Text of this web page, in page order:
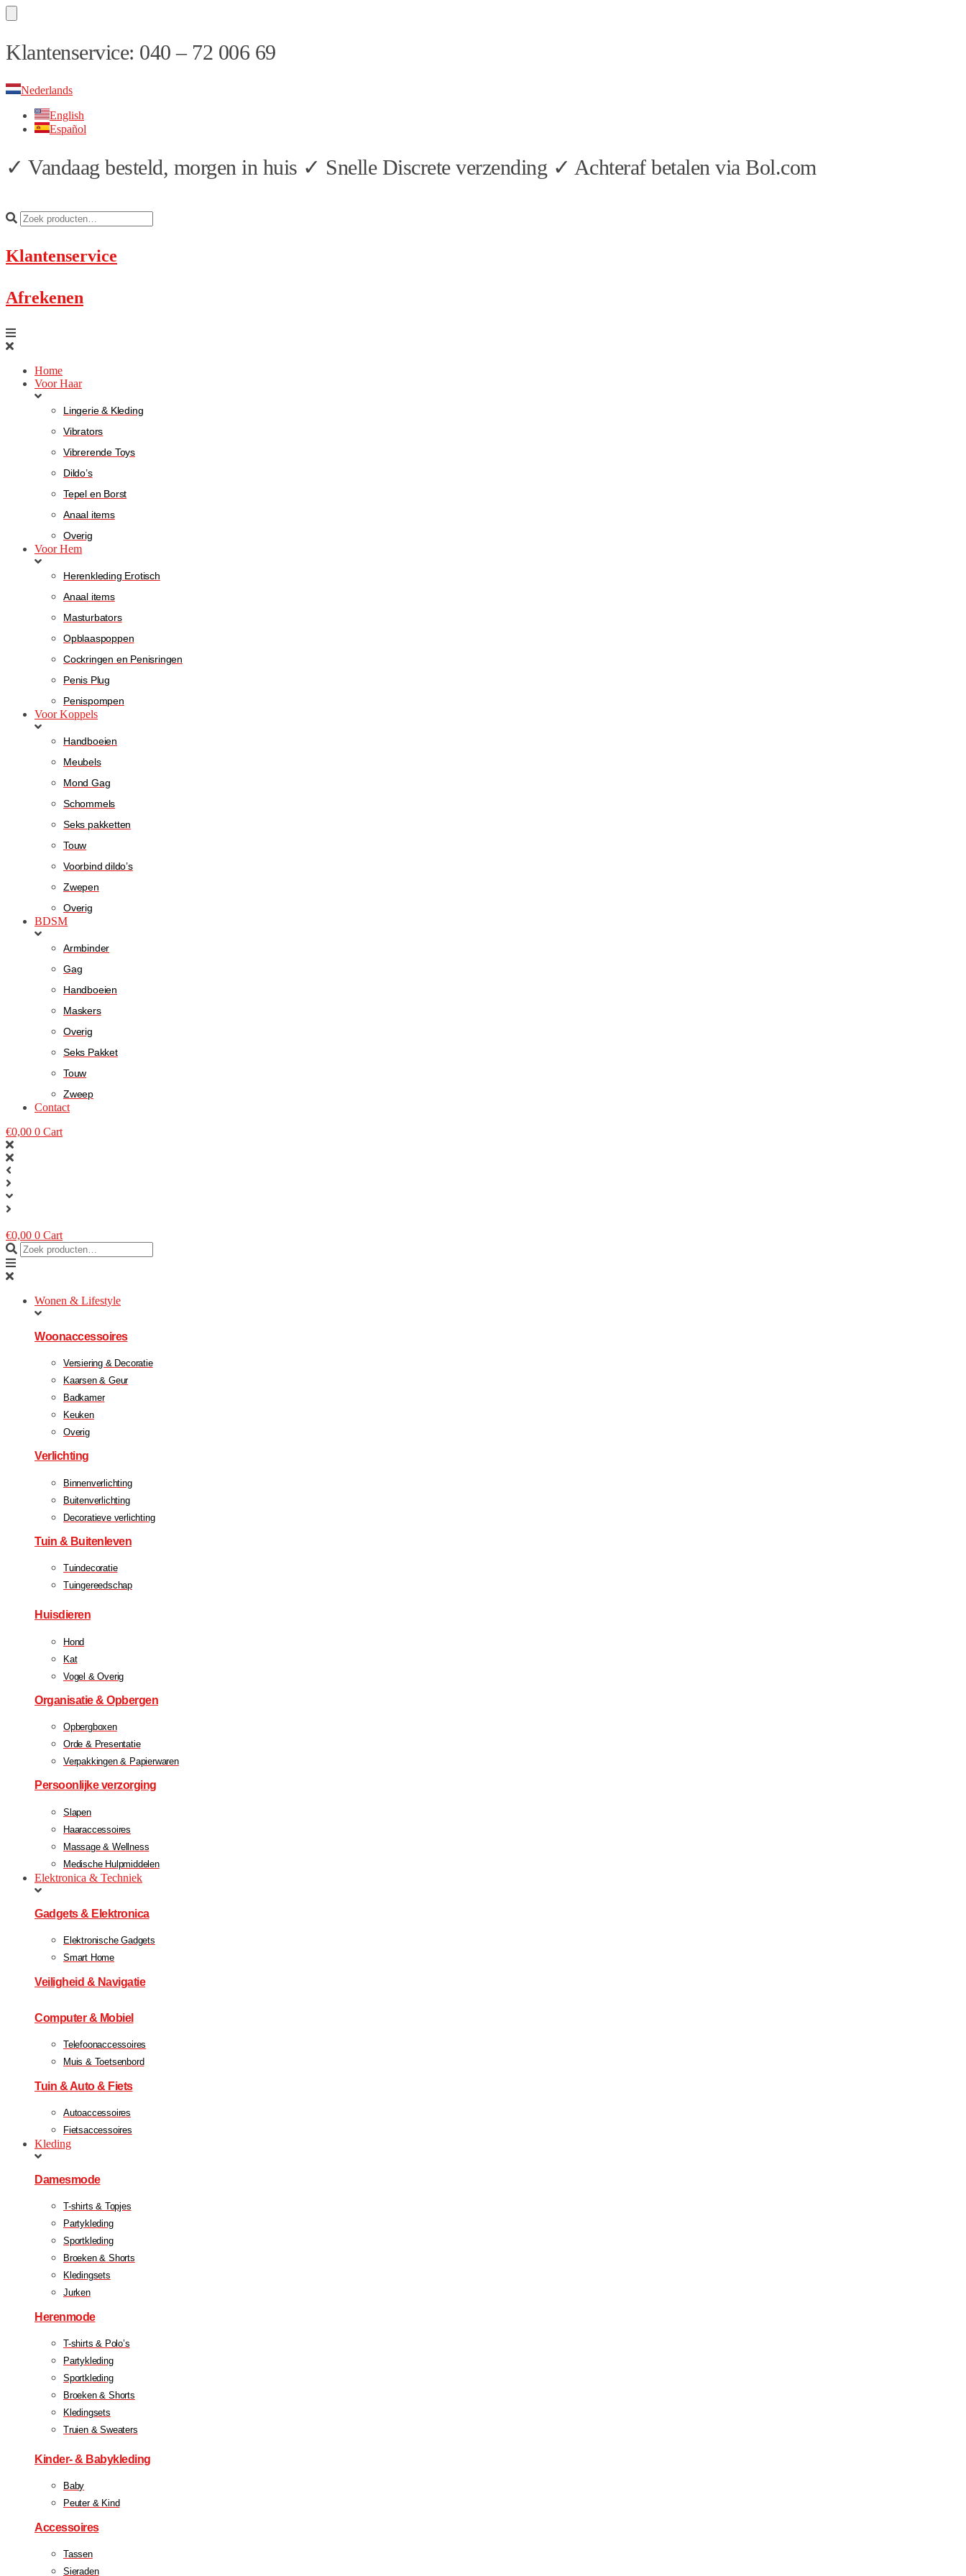
Skip
to
Skip
to
Klantenservice: 040 – 72 006 69
Nederlands
English
Español
✓ Vandaag besteld, morgen in huis ✓ Snelle Discrete verzending ✓ Achteraf betalen via Bol.com
Klantenservice
Afrekenen
Home
Voor Haar
Lingerie & Kleding
Vibrators
Vibrerende Toys
Dildo’s
Tepel en Borst
Anaal items
Overig
Voor Hem
Herenkleding Erotisch
Anaal items
Masturbators
Opblaaspoppen
Cockringen en Penisringen
Penis Plug
Penispompen
Voor Koppels
Handboeien
Meubels
Mond Gag
Schommels
Seks pakketten
Touw
Voorbind dildo’s
Zwepen
Overig
BDSM
Armbinder
Gag
Handboeien
Maskers
Overig
Seks Pakket
Touw
Zweep
Contact
€0,00 0 Cart
€0,00 0 Cart
Wonen & Lifestyle
Woonaccessoires
Versiering & Decoratie
Kaarsen & Geur
Badkamer
Keuken
Overig
Verlichting
Binnenverlichting
Buitenverlichting
Decoratieve verlichting
Tuin & Buitenleven
Tuindecoratie
Tuingereedschap
Huisdieren
Hond
Kat
Vogel & Overig
Organisatie & Opbergen
Opbergboxen
Orde & Presentatie
Verpakkingen & Papierwaren
Persoonlijke verzorging
Slapen
Haaraccessoires
Massage & Wellness
Medische Hulpmiddelen
Elektronica & Techniek
Gadgets & Elektronica
Elektronische Gadgets
Smart Home
Veiligheid & Navigatie
Computer & Mobiel
Telefoonaccessoires
Muis & Toetsenbord
Tuin & Auto & Fiets
Autoaccessoires
Fietsaccessoires
Kleding
Damesmode
T-shirts & Topjes
Partykleding
Sportkleding
Broeken & Shorts
Kledingsets
Jurken
Herenmode
T-shirts & Polo’s
Partykleding
Sportkleding
Broeken & Shorts
Kledingsets
Truien & Sweaters
Kinder- & Babykleding
Baby
Peuter & Kind
Accessoires
Tassen
Sieraden